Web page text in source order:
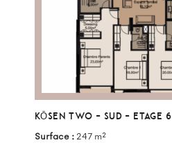
KŌSEN TWO – SUD – ETAGE 6
Surface : 247 m²